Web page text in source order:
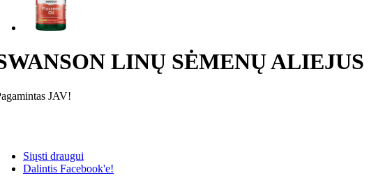
LINŲ SĖMENŲ
JAV!
Siųsti draugui
Dalintis Facebook'e!